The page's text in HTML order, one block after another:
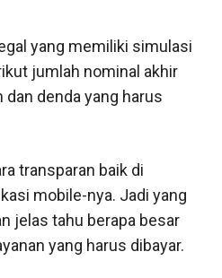
yang memiliki simulasi
jumlah nominal akhir
denda yang harus
transparan baik di
mobile-nya. Jadi yang
jelas tahu berapa besar
yang harus dibayar.